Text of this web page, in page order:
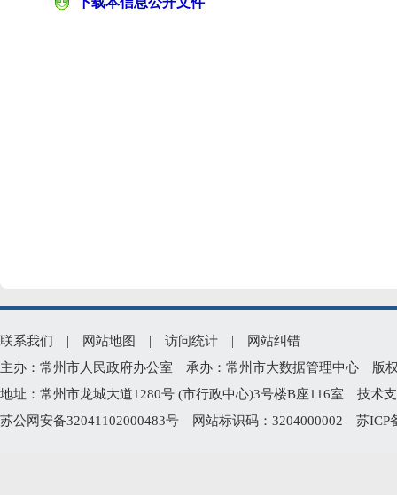
联系我们 | 网站地图 | 访问统计 |
网站纠错
主办：常州市人民政府办公室 承办：常州市大数据管理中心 版
地址：常州市龙城大道1280号 (市行政中心)3号楼B座116室 技术
苏公网安备32041102000483号 网站标识码：3204000002 苏ICP